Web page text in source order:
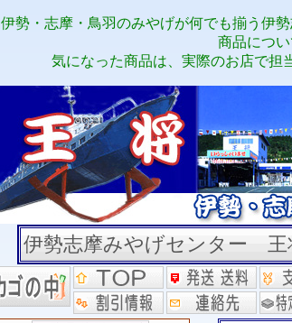
伊勢・志摩・鳥羽のみやげが何でも揃う伊
商品につい
気になった商品は、実際のお店で担
伊勢志摩みやげセンター 王